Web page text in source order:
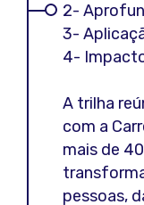
2-
3-
4-
A trilha
com a
mais de
pessoas,